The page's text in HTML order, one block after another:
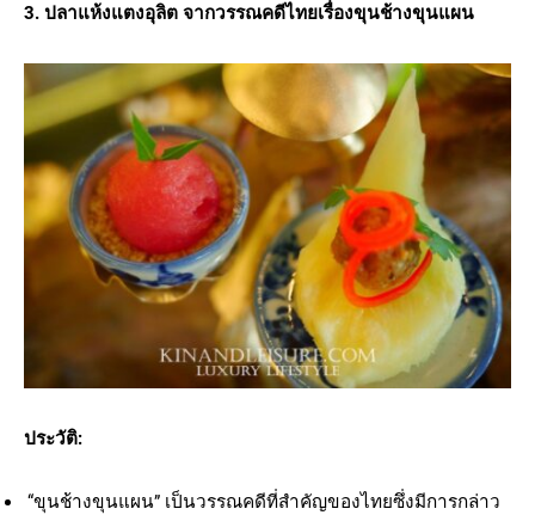
3. ปลาแห้งแตงอุลิต จากวรรณคดีไทยเรื่องขุนช้างขุนแผน
ประวัติ:
“ขุนช้างขุนแผน” เป็นวรรณคดีที่สำคัญของไทยซึ่งมีการกล่าว